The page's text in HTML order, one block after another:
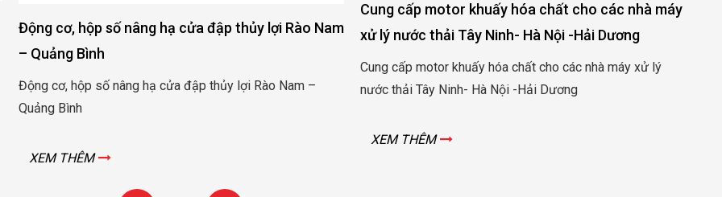
Động cơ, hộp số nâng hạ cửa đập thủy lợi Rào Nam
– Quảng Bình
Động cơ, hộp số nâng hạ cửa đập thủy lợi Rào Nam –
Quảng Bình
XEM THÊM
Cung cấp motor khuấy hóa chất cho các nhà máy
xử lý nước thải Tây Ninh- Hà Nội -Hải Dương
Cung cấp motor khuấy hóa chất cho các nhà máy xử lý
nước thải Tây Ninh- Hà Nội -Hải Dương
XEM THÊM